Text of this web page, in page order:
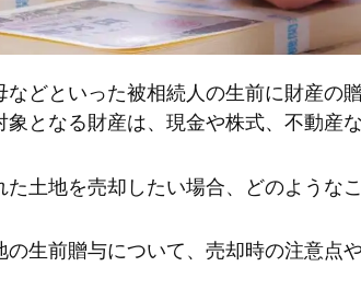
などといった被相続人の生前に財産の
となる財産は、現金や株式、不動産
土地を売却したい場合、どのような
生前贈与について、売却時の注意点